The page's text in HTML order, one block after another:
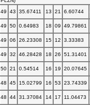
49 43 35.67411 13 21 6.60744
49 50 0.64983 18 09 49.79861
49 06 26.23308 15 12 3.33383
49 32 46.28428 18 26 51.31401
50 21 0.54514 16 19 20.07645
48 45 15.02799 16 53 23.74339
48 44 31.37084 14 17 11.04473